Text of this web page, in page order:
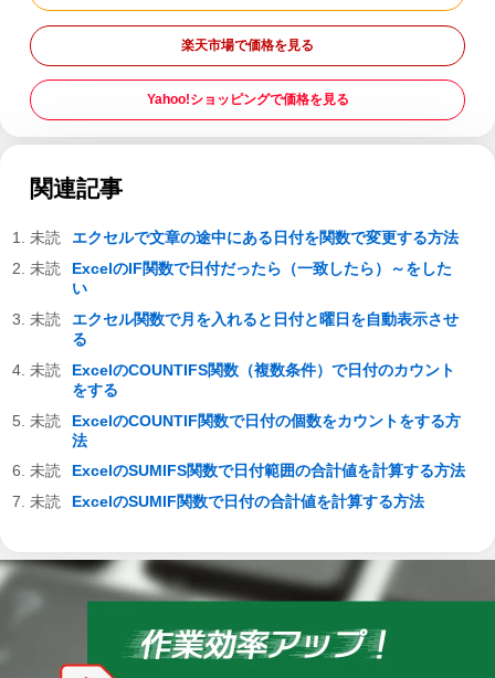
楽天市場で価格を見る
Yahoo!ショッピングで価格を見る
関連記事
エクセルで文章の途中にある日付を関数で変更する方法
ExcelのIF関数で日付だったら（一致したら）～をした
い
エクセル関数で月を入れると日付と曜日を自動表示させ
る
ExcelのCOUNTIFS関数（複数条件）で日付のカウント
をする
ExcelのCOUNTIF関数で日付の個数をカウントをする方
法
ExcelのSUMIFS関数で日付範囲の合計値を計算する方法
ExcelのSUMIF関数で日付の合計値を計算する方法